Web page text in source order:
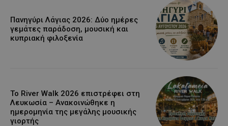
Πανηγύρι Λάγιας 2026: Δύο ημέρες
γεμάτες παράδοση, μουσική και
κυπριακή φιλοξενία
Το River Walk 2026 επιστρέφει στη
Λευκωσία – Ανακοινώθηκε η
ημερομηνία της μεγάλης μουσικής
γιορτής